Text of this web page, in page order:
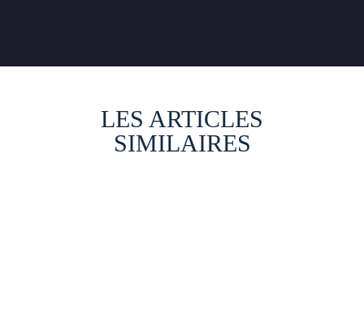
LES ARTICLES
SIMILAIRES